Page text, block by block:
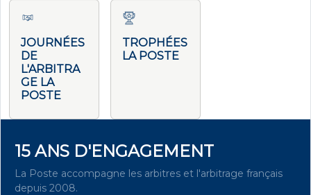
JOURNÉES
DE
L'ARBITRA
GE LA
POSTE
TROPHÉES
LA POSTE
15 ANS D'ENGAGEMENT
La Poste accompagne les arbitres et l'arbitrage français
depuis 2008.